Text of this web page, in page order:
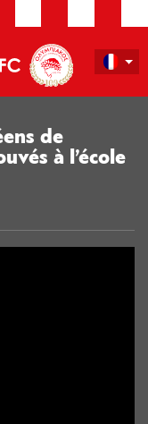
de
à l’école